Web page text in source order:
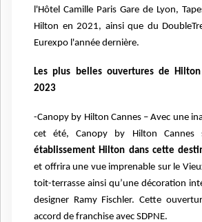
l'Hôtel Camille Paris Gare de Lyon,
Hilton en 2021, ainsi que du
Eurexpo l'année dernière.
Les plus belles ouvertures de
2023
-Canopy by Hilton Cannes – Avec une
cet été, Canopy by Hilton Cannes
établissement Hilton dans cette
et offrira une vue imprenable sur le
toit-terrasse ainsi qu’une décoration
designer Ramy Fischler. Cette
accord de franchise avec SDPNE.